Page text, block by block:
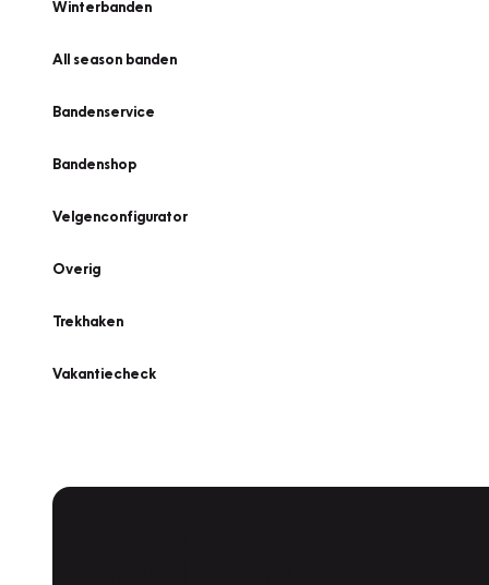
Winterbanden
All season banden
Bandenservice
Bandenshop
Velgenconfigurator
Overig
Trekhaken
Vakantiecheck